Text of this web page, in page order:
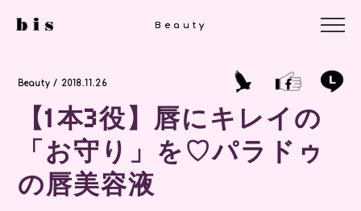
Beauty
Beauty / 2018.11.26
【1本3役】唇にキレイの
「お守り」を♡パラドゥ
の唇美容液
Beauty